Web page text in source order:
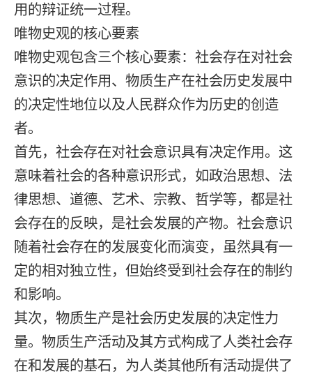
用的辩证统一过程。
唯物史观的核心要素
唯物史观包含三个核心要素：社会存在对社会
意识的决定作用、物质生产在社会历史发展中
的决定性地位以及人民群众作为历史的创造
者。
首先，社会存在对社会意识具有决定作用。这
意味着社会的各种意识形式，如政治思想、法
律思想、道德、艺术、宗教、哲学等，都是社
会存在的反映，是社会发展的产物。社会意识
随着社会存在的发展变化而演变，虽然具有一
定的相对独立性，但始终受到社会存在的制约
和影响。
其次，物质生产是社会历史发展的决定性力
量。物质生产活动及其方式构成了人类社会存
在和发展的基石，为人类其他所有活动提供了